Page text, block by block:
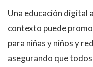
Una educación digital
contexto puede
para niñas y niños y
asegurando que